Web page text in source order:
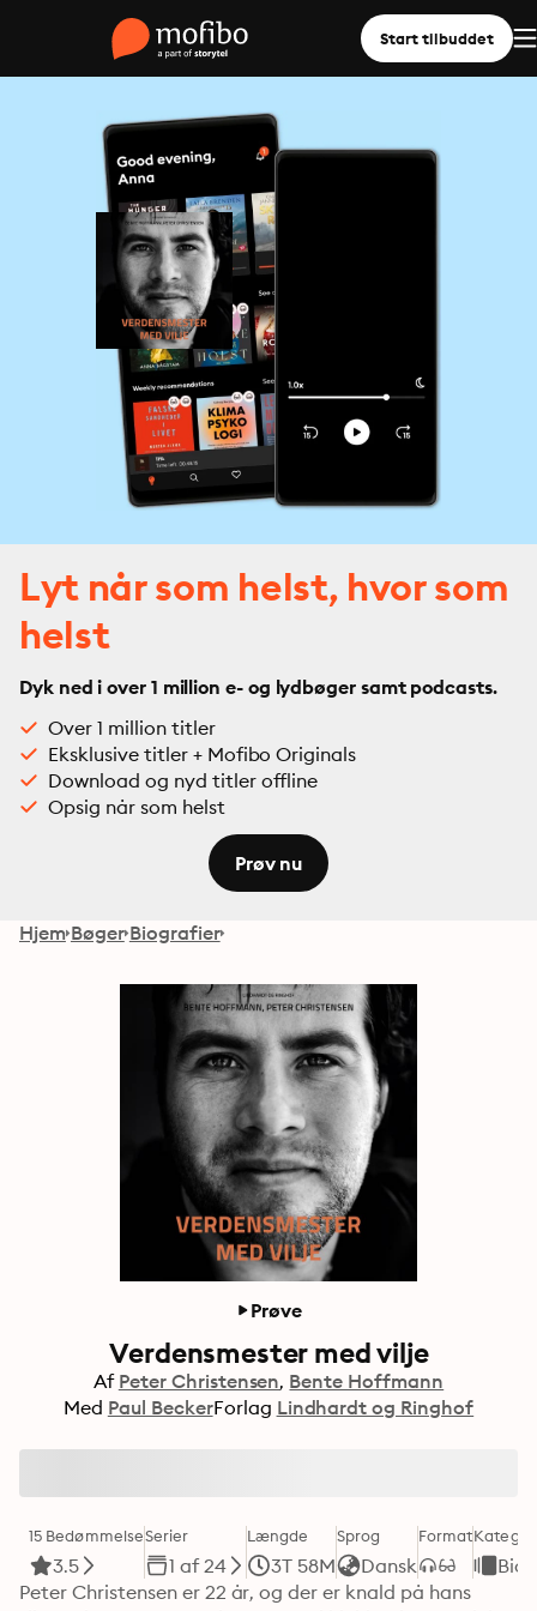
Start tilbuddet
Lyt når som helst, hvor som
helst
Dyk ned i over 1 million e- og lydbøger samt podcasts.
Over 1 million titler
Eksklusive titler + Mofibo Originals
Download og nyd titler offline
Opsig når som helst
Prøv nu
Hjem Bøger Biografier
Prøve
Verdensmester med vilje
Af Peter Christensen Bente Hoffmann
Med Paul BeckerForlag Lindhardt og Ringhof
15 Bedømmelse
3.5
Serier
1 af 24
Længde
3T 58M
Sprog
Dansk
Format
Peter Christensen er 22 år, og der er knald på hans